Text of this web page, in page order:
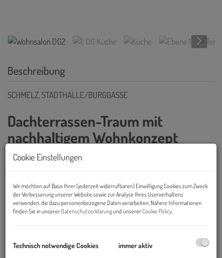
Wohnsalon DG2
Beschreibung
SCHMELZ, STADTHALLE/BURGGASSE
Dachterrassen-Traum mit
nachhaltigem Wohnkonzept
exklusive Dachgeschoßwohnungen mit Terrassen. Die
Wohnungen zeichnet ein modernes und nachhaltiges
Wohnkonzept aus.
ressourcenschonende Technik und besonders
energieeffiziente Maßnahmen gesetzt.
Cookie Einstellungen
Wir möchten auf Basis Ihrer (jederzeit widerrufbaren) Einwilligung Cookies zum Zweck
der Verbesserung unserer Website sowie zur Analyse Ihres Userverhaltens
verwenden, die dazu personenbezogene Daten verarbeiten. Nähere Informationen
finden Sie in unserer Datenschutzerklärungund unsererCookie Policy.
Technisch notwendige Cookies immer aktiv